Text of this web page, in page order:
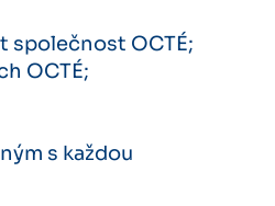
společnost OCTÉ;
OCTÉ;
s každou